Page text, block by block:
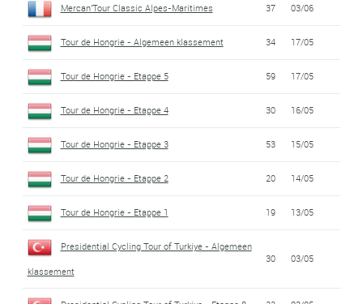
Mercan'Tour Classic Alpes-Maritimes 37 03/06
Tour de Hongrie - Algemeen klassement 34 17/05
Tour de Hongrie - Etappe 5 59 17/05
Tour de Hongrie - Etappe 4 30 16/05
Tour de Hongrie - Etappe 3 53 15/05
Tour de Hongrie - Etappe 2 20 14/05
Tour de Hongrie - Etappe 1 19 13/05
Presidential Cycling Tour of Turkiye - Algemeen
klassement
30 03/05